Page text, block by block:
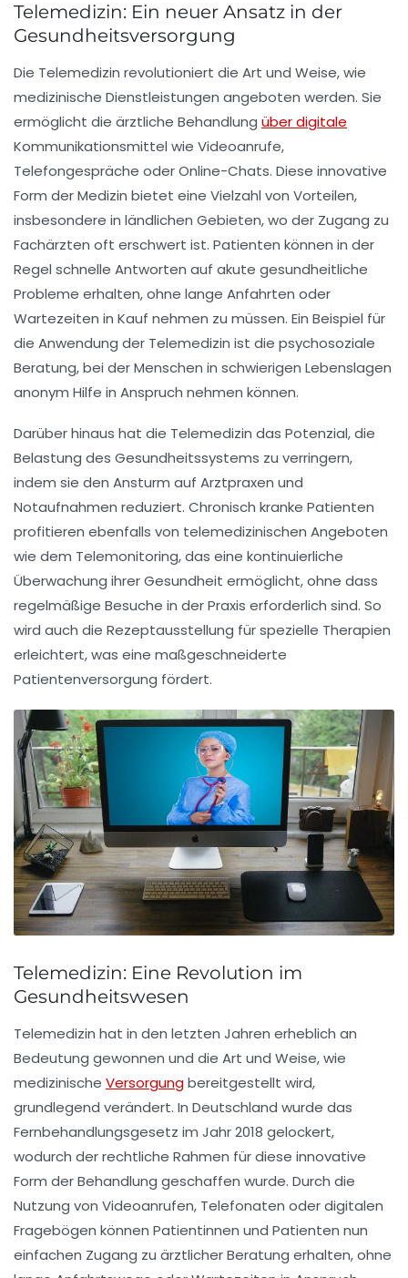
Telemedizin: Ein neuer Ansatz in der
Gesundheitsversorgung
Die Telemedizin revolutioniert die Art und Weise, wie
medizinische Dienstleistungen angeboten werden. Sie
ermöglicht die ärztliche Behandlung über digitale
Kommunikationsmittel wie Videoanrufe,
Telefongespräche oder Online-Chats. Diese innovative
Form der Medizin bietet eine Vielzahl von Vorteilen,
insbesondere in ländlichen Gebieten, wo der Zugang zu
Fachärzten oft erschwert ist. Patienten können in der
Regel schnelle Antworten auf akute gesundheitliche
Probleme erhalten, ohne lange Anfahrten oder
Wartezeiten in Kauf nehmen zu müssen. Ein Beispiel für
die Anwendung der Telemedizin ist die psychosoziale
Beratung, bei der Menschen in schwierigen Lebenslagen
anonym Hilfe in Anspruch nehmen können.
Darüber hinaus hat die Telemedizin das Potenzial, die
Belastung des Gesundheitssystems zu verringern,
indem sie den Ansturm auf Arztpraxen und
Notaufnahmen reduziert. Chronisch kranke Patienten
profitieren ebenfalls von telemedizinischen Angeboten
wie dem Telemonitoring, das eine kontinuierliche
Überwachung ihrer Gesundheit ermöglicht, ohne dass
regelmäßige Besuche in der Praxis erforderlich sind. So
wird auch die Rezeptausstellung für spezielle Therapien
erleichtert, was eine maßgeschneiderte
Patientenversorgung fördert.
Telemedizin: Eine Revolution im
Gesundheitswesen
Telemedizin hat in den letzten Jahren erheblich an
Bedeutung gewonnen und die Art und Weise, wie
medizinische Versorgungbereitgestellt wird,
grundlegend verändert. In Deutschland wurde das
Fernbehandlungsgesetz im Jahr 2018 gelockert,
wodurch der rechtliche Rahmen für diese innovative
Form der Behandlung geschaffen wurde. Durch die
Nutzung von Videoanrufen, Telefonaten oderdigitalen
Fragebögen können Patientinnen und Patienten nun
einfachen Zugang zu ärztlicher Beratung erhalten, ohne